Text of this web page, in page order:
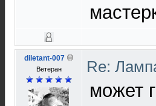
diletant-007
Ветеран Re:
может